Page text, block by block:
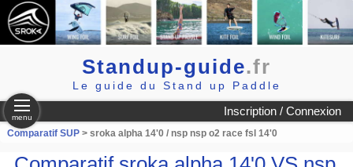
Standup-guide.fr
Le guide du Stand up Paddle
Inscription / Connexion
menu
Comparatif SUP > sroka alpha 14'0 / nsp nsp o2 race fsl 14'0